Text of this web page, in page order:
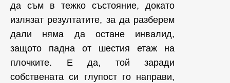
да съм в тежко състояние, докато
излязат резултатите, за да разберем
дали няма да остане инвалид,
защото падна от шестия етаж на
плочките. Е да, той заради
собствената си глупост го направи,